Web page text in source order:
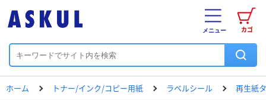
カゴ
メニュー
ホーム トナー/インク/コピー用紙 ラベルシール 再生紙